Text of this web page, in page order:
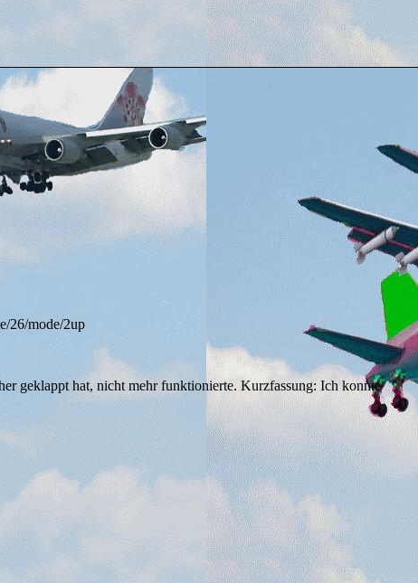
26/mode/2up
geklappt hat, nicht mehr funktionierte. Kurzfassung: Ich konnte